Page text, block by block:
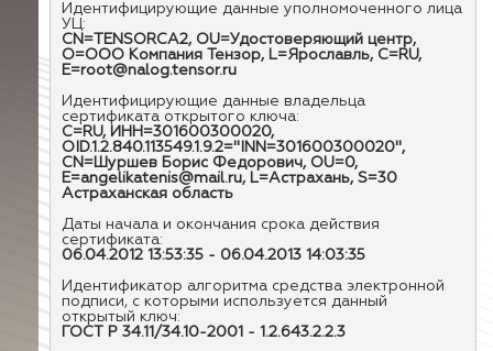
Идентифицирующие данные уполномоченного лица
УЦ:
CN=TENSORCA2, OU=Удостоверяющий центр,
O=ООО Компания Тензор, L=Ярославль, C=RU,
E=root@nalog.tensor.ru
Идентифицирующие данные владельца
сертификата открытого ключа:
C=RU, ИНН=301600300020,
OID.1.2.840.113549.1.9.2="INN=301600300020",
CN=Шуршев Борис Федорович, OU=0,
E=angelikatenis@mail.ru, L=Астрахань, S=30
Астраханская область
Даты начала и окончания срока действия
сертификата:
06.04.2012 13:53:35 - 06.04.2013 14:03:35
Идентификатор алгоритма средства электронной
подписи, с которыми используется данный
открытый ключ:
ГОСТ Р 34.11/34.10-2001 - 1.2.643.2.2.3